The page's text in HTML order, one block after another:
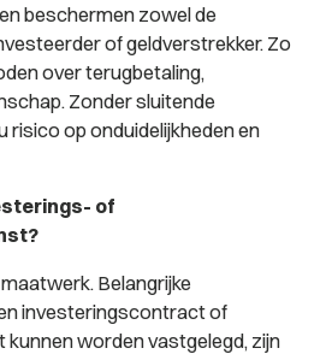
beschermen zowel de
of geldverstrekker. Zo
over terugbetaling,
Zonder sluitende
risico op onduidelijkheden en
of
Belangrijke
investeringscontract of
worden vastgelegd, zijn